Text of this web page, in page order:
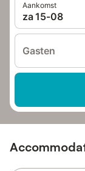
Aankomst
za 15-08
Gasten